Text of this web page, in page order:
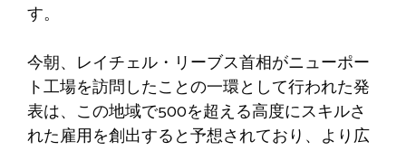
す。
今朝、レイチェル・リーブス首相がニューポー
ト工場を訪問したことの一環として行われた発
表は、この地域で500を超える高度にスキルさ
れた雇用を創出すると予想されており、より広